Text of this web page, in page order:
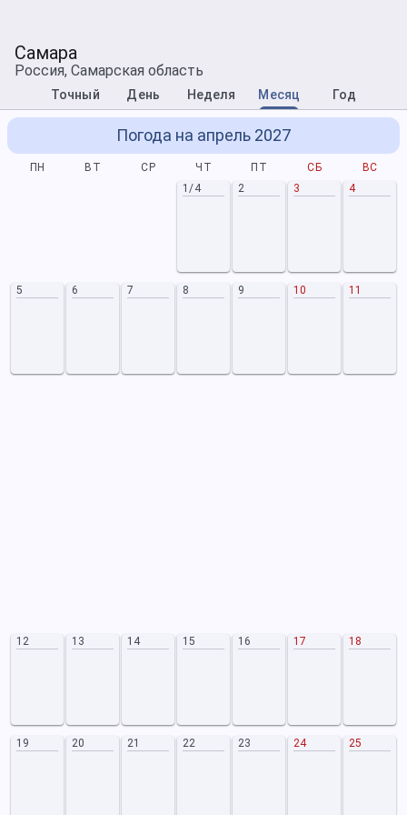
Самара
Россия, Самарская область
Точный День Неделя Месяц Год
Погода на апрель 2027
ПН ВТ СР ЧТ ПТ СБ
ВС
1/4
2 3 4
5 6 7 8 9 10 11
12 13 14 15 16 17 18
19 20 21 22 23 24 25